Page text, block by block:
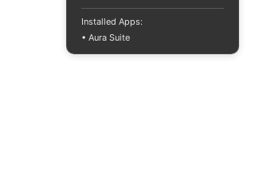
Installed Apps:
• Aura Suite